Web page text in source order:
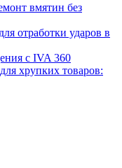
вмятин без
отработки ударов в
с IVA 360
хрупких товаров: